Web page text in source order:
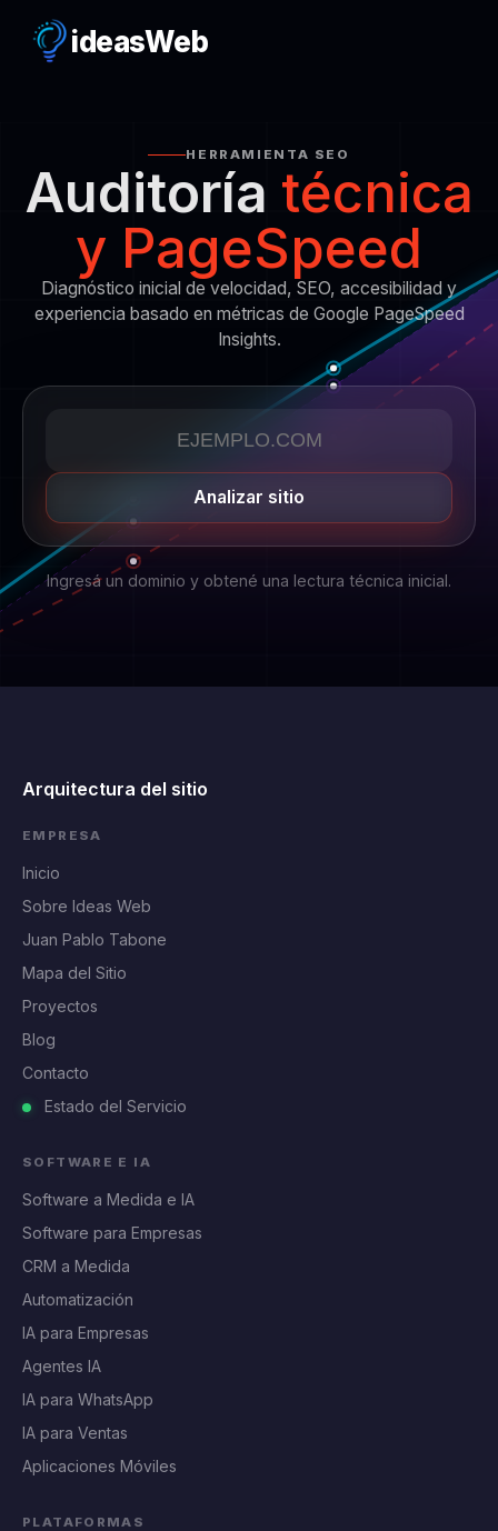
ideasWeb
HERRAMIENTA SEO
Auditoría técnica
y PageSpeed
Diagnóstico inicial de velocidad, SEO, accesibilidad y
experiencia basado en métricas de Google PageSpeed
Insights.
Analizar sitio
Ingresá un dominio y obtené una lectura técnica inicial.
Arquitectura del sitio
EMPRESA
Inicio
Sobre Ideas Web
Juan Pablo Tabone
Mapa del Sitio
Proyectos
Blog
Contacto
Estado del Servicio
SOFTWARE E IA
Software a Medida e IA
Software para Empresas
CRM a Medida
Automatización
IA para Empresas
Agentes IA
IA para WhatsApp
IA para Ventas
Aplicaciones Móviles
PLATAFORMAS